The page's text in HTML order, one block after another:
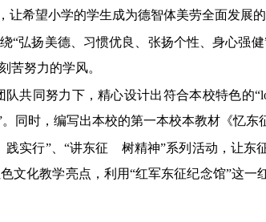
希望小学的学生成为德智体美劳全面发展的
“弘扬美德、习惯优良、张扬个性、身心强
苦努力的学风。
共同努力下，精心设计出符合本校特色的
同时，编写出本校的第一本校本教材《忆东
实行”、“讲东征 树精神”系列活动，让东
化教学亮点，利用“红军东征纪念馆”这一